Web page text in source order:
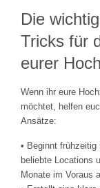
Die
Tricks für
eurer
Wenn ihr eure
möchtet, helfen
Ansätze:
• Beginnt
beliebte Locations
Monate im Voraus